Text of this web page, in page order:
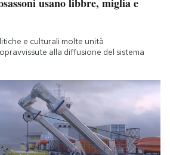
e culturali molte unità
alla diffusione del sistema